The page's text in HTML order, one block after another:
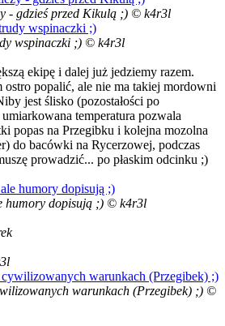
- gdzieś przed Kikulą ;) © k4r3l
wspinaczki ;) © k4r3l
ekipę i dalej już jedziemy razem.
ostro popalić, ale nie ma takiej mordowni
jest ślisko (pozostałości po
temperatura pozwala
popas na Przegibku i kolejna mozolna
do bacówki na Rycerzowej, podczas
prowadzić... po płaskim odcinku ;)
humory dopisują ;) © k4r3l
warunkach (Przegibek) ;) ©